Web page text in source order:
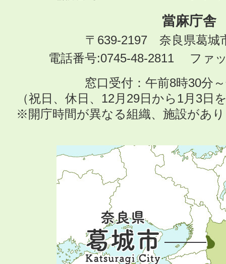
當麻庁舎
〒639-2197 奈良県葛城
電話番号:0745-48-2811 ファ
窓口受付：午前8時30分
（祝日、休日、12月29日から1月3日
※開庁時間が異なる組織、施設があ